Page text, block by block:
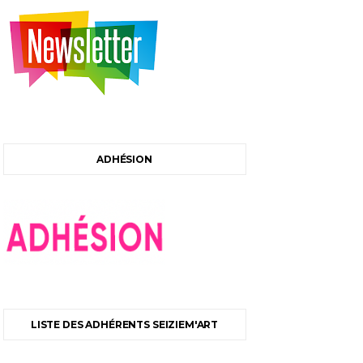
ADHÉSION
LISTE DES ADHÉRENTS SEIZIEM'ART